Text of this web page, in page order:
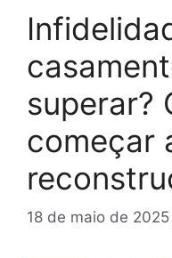
superar?
começar
18 de maio de 2025